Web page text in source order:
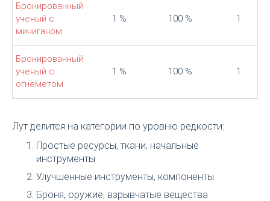
Бронированный
ученый с
миниганом
1 % 100 % 1
Бронированный
ученый с
огнеметом
1 % 100 % 1
Лут делится на категории по уровню редкости:
Простые ресурсы, ткани, начальные
инструменты.
Улучшенные инструменты, компоненты.
Броня, оружие, взрывчатые вещества.